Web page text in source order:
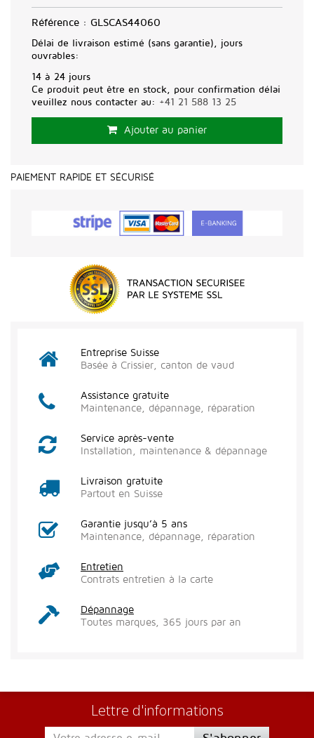
Référence : GLSCAS44060
Délai de livraison estimé (sans garantie), jours
ouvrables:
14 à 24 jours
Ce produit peut être en stock, pour confirmation délai
veuillez nous contacter au: +41 21 588 13 25
Ajouter au panier
PAIEMENT RAPIDE ET SÉCURISÉ
Entreprise Suisse
Basée à Crissier, canton de vaud
Assistance gratuite
Maintenance, dépannage, réparation
Service après-vente
Installation, maintenance & dépannage
Livraison gratuite
Partout en Suisse
Garantie jusqu’à 5 ans
Maintenance, dépannage, réparation
Entretien
Contrats entretien à la carte
Dépannage
Toutes marques, 365 jours par an
Lettre d'informations